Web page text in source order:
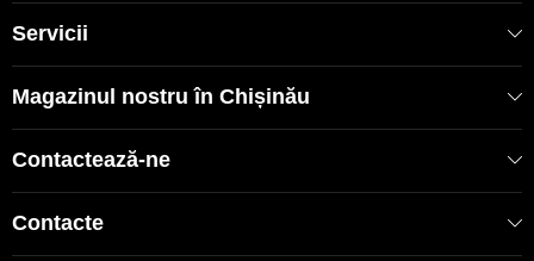
și instalare. Garanție fabrică Nova Tec 2-3 ani. Comandați
acum boilerul Nova Tec 50L - calitate dovedită la preț ieftin
de 2699 MDL!
Servicii
Magazinul nostru în Chișinău
Contactează-ne
Contacte